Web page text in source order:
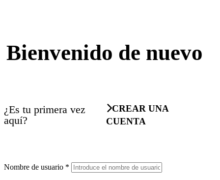
Bienvenido de nuevo
¿Es tu primera vez
aquí?
CREAR UNA
CUENTA
Nombre de usuario *